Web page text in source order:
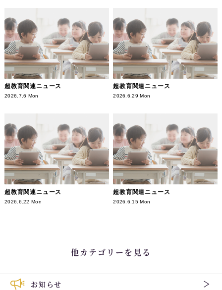
超教育関連ニュース
2026.7.6 Mon
超教育関連ニュース
2026.6.29 Mon
超教育関連ニュース
2026.6.22 Mon
超教育関連ニュース
2026.6.15 Mon
他カテゴリーを見る
お知らせ